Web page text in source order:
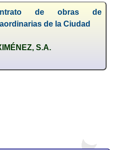
de obras de
de la Ciudad
S.A.